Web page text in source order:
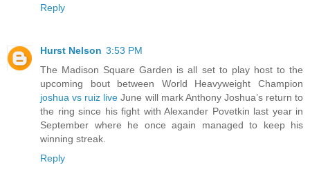
Reply
Hurst Nelson 3:53 PM
The Madison Square Garden is all set to play host to the
upcoming bout between World Heavyweight Champion
joshua vs ruiz live June will mark Anthony Joshua’s return to
the ring since his fight with Alexander Povetkin last year in
September where he once again managed to keep his
winning streak.
Reply